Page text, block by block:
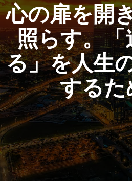
心の扉を開
照らす。
る」を人生
するた